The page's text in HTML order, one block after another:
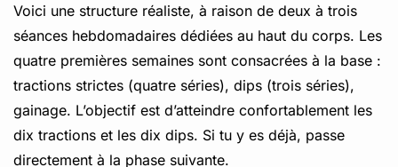
Voici une structure réaliste, à raison de deux à trois
séances hebdomadaires dédiées au haut du corps. Les
quatre premières semaines sont consacrées à la base :
tractions strictes (quatre séries), dips (trois séries),
gainage. L’objectif est d’atteindre confortablement les
dix tractions et les dix dips. Si tu y es déjà, passe
directement à la phase suivante.